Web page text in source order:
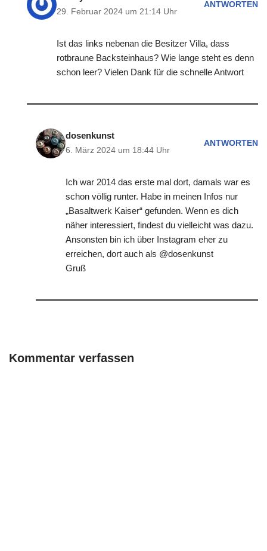
29. Februar 2024 um 21:14 Uhr
ANTWORTEN
Ist das links nebenan die Besitzer Villa, dass
rotbraune Backsteinhaus? Wie lange steht es denn
schon leer? Vielen Dank für die schnelle Antwort
dosenkunst
6. März 2024 um 18:44 Uhr
ANTWORTEN
Ich war 2014 das erste mal dort, damals war es
schon völlig runter. Habe in meinen Infos nur
„Basaltwerk Kaiser“ gefunden. Wenn es dich
näher interessiert, findest du vielleicht was dazu.
Ansonsten bin ich über Instagram eher zu
erreichen, dort auch als @dosenkunst
Gruß
Kommentar verfassen